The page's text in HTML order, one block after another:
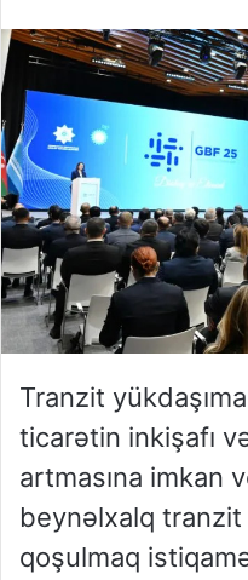
Tranzit
ticarətin inkişafı
artmasına imkan
beynəlxalq
qoşulmaq